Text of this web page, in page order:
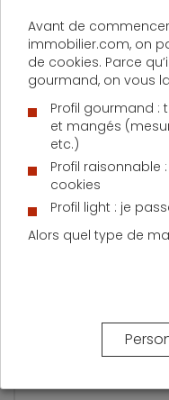
termes, Maël
relativement peu
d’étalon aux taux
devrait permettre
à des niveaux bas
D'AUTRES
Avant de
immobilier.com, on
de cookies. Parce
gourmand, on vous
Profil gourmand :
et mangés
etc.)
Profil raisonnable
cookies
Profil light : je
Alors quel type de